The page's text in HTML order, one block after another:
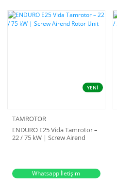
YENİ
TAMROTOR
ENDURO E25 Vida Tamrotor –
22 / 75 kW | Screw Airend
Whatsapp İletişim